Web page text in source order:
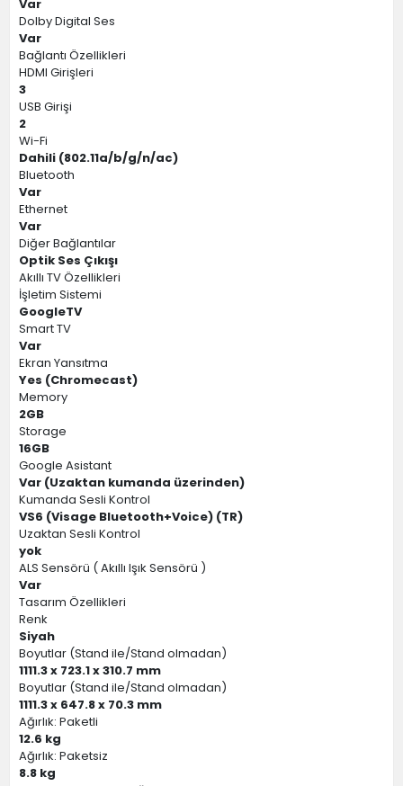
Var
Dolby Digital Ses
Var
Bağlantı Özellikleri
HDMI Girişleri
3
USB Girişi
2
Wi-Fi
Dahili (802.11a/b/g/n/ac)
Bluetooth
Var
Ethernet
Var
Diğer Bağlantılar
Optik Ses Çıkışı
Akıllı TV Özellikleri
İşletim Sistemi
GoogleTV
Smart TV
Var
Ekran Yansıtma
Yes (Chromecast)
Memory
2GB
Storage
16GB
Google Asistant
Var (Uzaktan kumanda üzerinden)
Kumanda Sesli Kontrol
VS6 (Visage Bluetooth+Voice) (TR)
Uzaktan Sesli Kontrol
yok
ALS Sensörü ( Akıllı Işık Sensörü )
Var
Tasarım Özellikleri
Renk
Siyah
Boyutlar (Stand ile/Stand olmadan)
1111.3 x 723.1 x 310.7 mm
Boyutlar (Stand ile/Stand olmadan)
1111.3 x 647.8 x 70.3 mm
Ağırlık: Paketli
12.6 kg
Ağırlık: Paketsiz
8.8 kg